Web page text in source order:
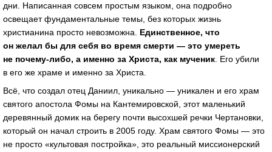
дни. Написанная совсем простым языком, она подробно
освещает фундаментальные темы, без которых жизнь
христианина просто невозможна. Единственное, что
он желал бы для себя во время смерти — это умереть
не почему-либо, а именно за Христа, как мученик. Его убили
в его же храме и именно за Христа.
Всё, что создал отец Даниил, уникально — уникален и его храм
святого апостола Фомы на Кантемировской, этот маленький
деревянный домик на берегу почти высохшей речки Чертановки,
который он начал строить в 2005 году. Храм святого Фомы — это
не просто «культовая постройка», это реальный миссионерский